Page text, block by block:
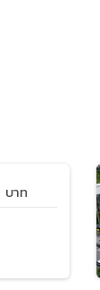
บาท